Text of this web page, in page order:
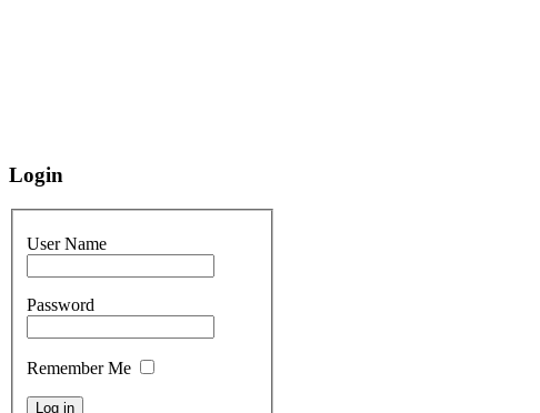
Login
User Name
Password
Remember Me